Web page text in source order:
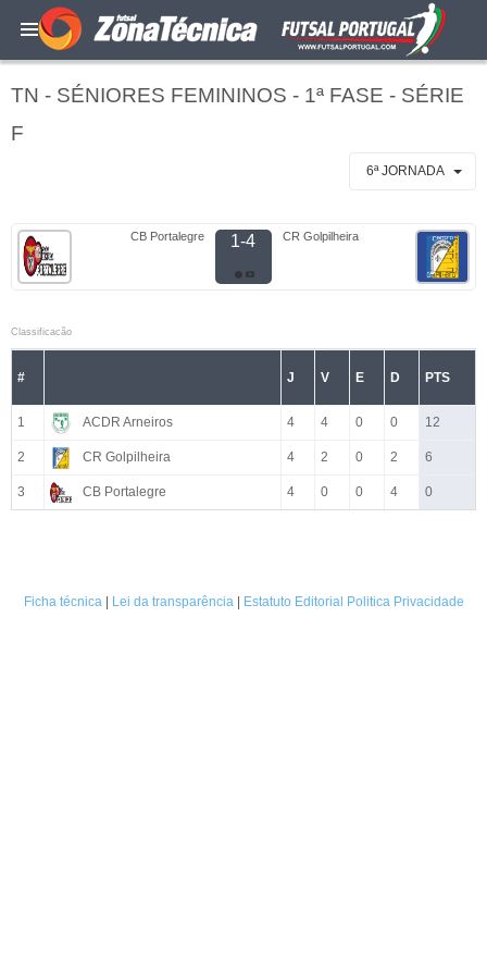
TN - SÉNIORES FEMININOS - 1ª FASE - SÉRIE
F
6ª JORNADA
CB Portalegre 1-4 CR Golpilheira
Classificacão
# J V E D PTS
1 ACDR Arneiros 4 4 0 0 12
2 CR Golpilheira 4 2 0 2 6
3 CB Portalegre 4 0 0 4 0
Ficha técnica| Lei da transparência| Estatuto Editorial Politica Privacidade